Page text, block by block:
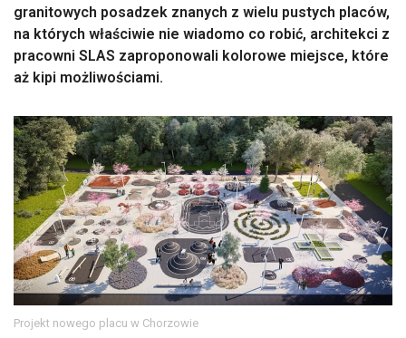
granitowych posadzek znanych z wielu pustych placów,
na których właściwie nie wiadomo co robić, architekci z
pracowni SLAS zaproponowali kolorowe miejsce, które
aż kipi możliwościami.
Projekt nowego placu w Chorzowie